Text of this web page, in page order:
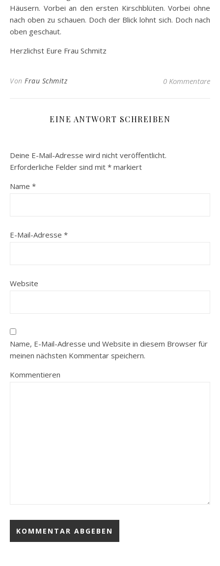
Häusern. Vorbei an den ersten Kirschblüten. Vorbei ohne
nach oben zu schauen. Doch der Blick lohnt sich. Doch nach
oben geschaut.
Herzlichst Eure Frau Schmitz
Von Frau Schmitz 0 Kommentare
EINE ANTWORT SCHREIBEN
Deine E-Mail-Adresse wird nicht veröffentlicht.
Erforderliche Felder sind mit * markiert
Name *
E-Mail-Adresse *
Website
Name, E-Mail-Adresse und Website in diesem Browser für
meinen nächsten Kommentar speichern.
Kommentieren